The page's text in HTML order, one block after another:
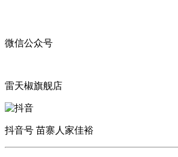
微信公众号
雷天椒旗舰店
抖音号 苗寨人家佳裕